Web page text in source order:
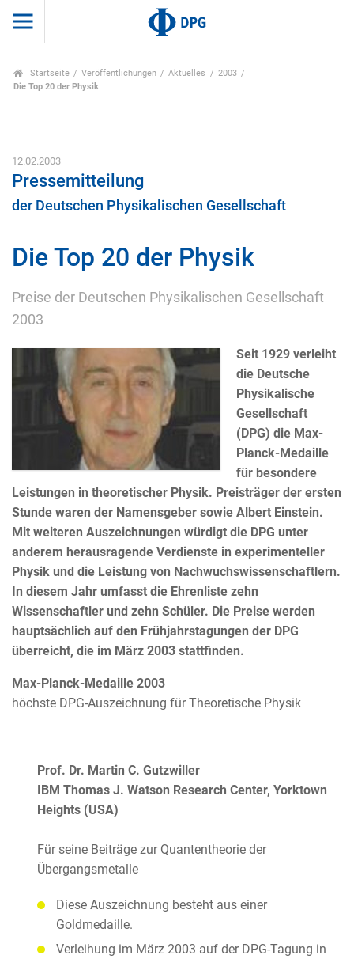
Startseite Veröffentlichungen Aktuelles
2003
Die Top 20 der Physik
12.02.2003
Pressemitteilung
der Deutschen Physikalischen Gesellschaft
Die Top 20 der Physik
Preise der Deutschen Physikalischen Gesellschaft
2003
Seit 1929 verleiht
die Deutsche
Physikalische
Gesellschaft
(DPG) die Max-
Planck-Medaille
für besondere
Leistungen in theoretischer Physik. Preisträger der ersten
Stunde waren der Namensgeber sowie Albert Einstein.
Mit weiteren Auszeichnungen würdigt die DPG unter
anderem herausragende Verdienste in experimenteller
Physik und die Leistung von Nachwuchswissenschaftlern.
In diesem Jahr umfasst die Ehrenliste zehn
Wissenschaftler und zehn Schüler. Die Preise werden
hauptsächlich auf den Frühjahrstagungen der DPG
überreicht, die im März 2003 stattfinden.
Max-Planck-Medaille 2003
höchste DPG-Auszeichnung für Theoretische Physik
Prof. Dr. Martin C. Gutzwiller
IBM Thomas J. Watson Research Center, Yorktown
Heights (USA)
Für seine Beiträge zur Quantentheorie der
Übergangsmetalle
Diese Auszeichnung besteht aus einer
Goldmedaille.
Verleihung im März 2003 auf der DPG-Tagung in